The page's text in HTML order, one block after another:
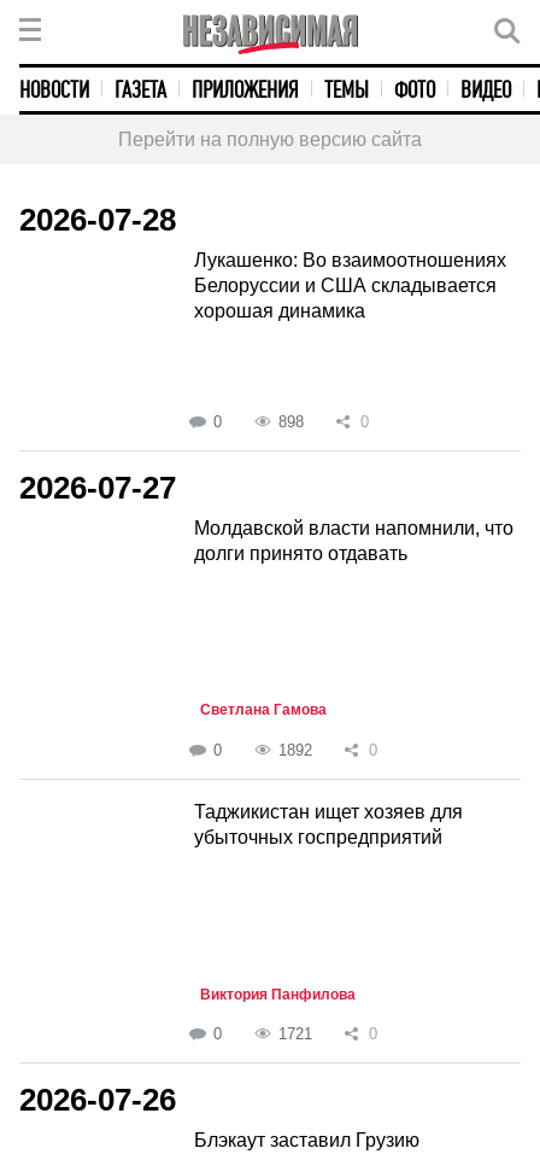
НОВОСТИ ГАЗЕТА ПРИЛОЖЕНИЯ ТЕМЫ ФОТО ВИДЕО
Перейти на полную версию сайта
2026-07-28
Лукашенко: Во взаимоотношениях
Белоруссии и США складывается
хорошая динамика
0 898 0
2026-07-27
Молдавской власти напомнили, что
долги принято отдавать
Светлана Гамова
0 1892 0
Таджикистан ищет хозяев для
убыточных госпредприятий
Виктория Панфилова
0 1721 0
2026-07-26
Блэкаут заставил Грузию